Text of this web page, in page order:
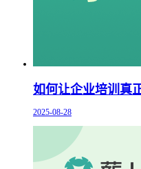
如何让企业培训真
2025-08-28